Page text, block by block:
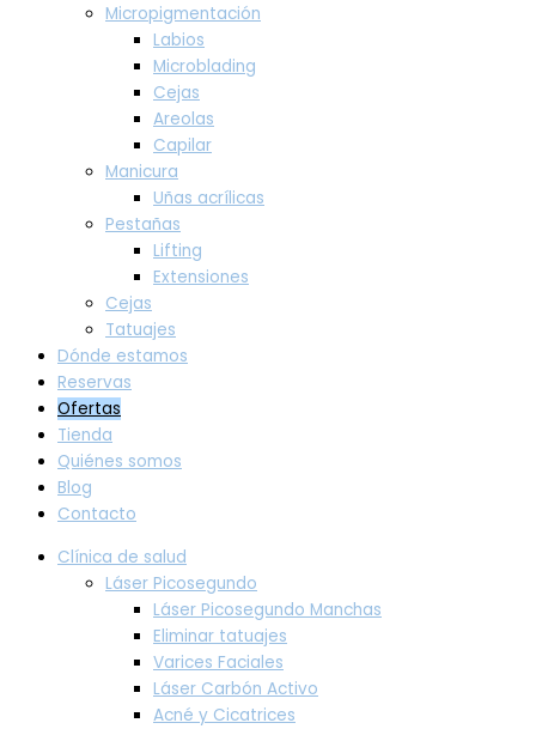
Micropigmentación
Labios
Microblading
Cejas
Areolas
Capilar
Manicura
Uñas acrílicas
Pestañas
Lifting
Extensiones
Cejas
Tatuajes
Dónde estamos
Reservas
Ofertas
Tienda
Quiénes somos
Blog
Contacto
Clínica de salud
Láser Picosegundo
Láser Picosegundo Manchas
Eliminar tatuajes
Varices Faciales
Láser Carbón Activo
Acné y Cicatrices